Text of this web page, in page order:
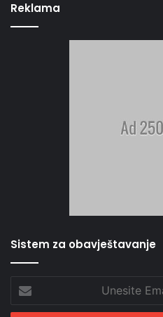
Reklama
Sistem za obavještavanje
Email
adresu